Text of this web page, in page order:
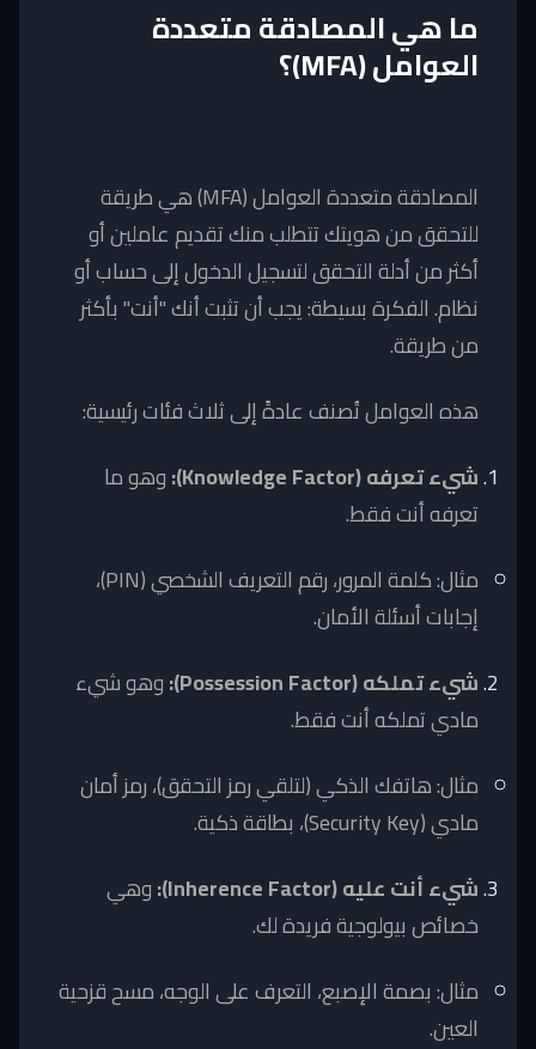
ما هي المصادقة متعددة
العوامل (MFA)؟
المصادقة متعددة العوامل (MFA) هي طريقة
للتحقق من هويتك تتطلب منك تقديم عاملين أو
أكثر من أدلة التحقق لتسجيل الدخول إلى حساب أو
نظام. الفكرة بسيطة: يجب أن تثبت أنك "أنت" بأكثر
من طريقة.
هذه العوامل تُصنف عادةً إلى ثلاث فئات رئيسية:
شيء تعرفه (Knowledge Factor):
وهو ما
تعرفه أنت فقط.
مثال: كلمة المرور، رقم التعريف الشخصي (PIN)،
إجابات أسئلة الأمان.
شيء تملكه (Possession Factor):
وهو شيء
مادي تملكه أنت فقط.
مثال: هاتفك الذكي (لتلقي رمز التحقق)، رمز أمان
مادي (Security Key)، بطاقة ذكية.
شيء أنت عليه (Inherence Factor):
وهي
خصائص بيولوجية فريدة لك.
مثال: بصمة الإصبع، التعرف على الوجه، مسح قزحية
العين.